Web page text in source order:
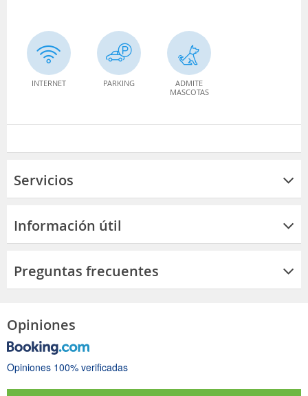
INTERNET PARKING
ADMITE
MASCOTAS
Servicios
Información útil
Preguntas frecuentes
Opiniones
Opiniones 100% verificadas